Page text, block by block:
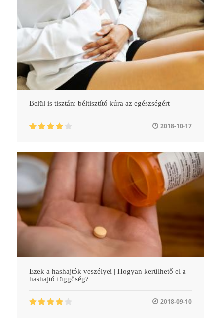
Belül is tisztán: béltisztító kúra az egészségért
2018-10-17
Ezek a hashajtók veszélyei | Hogyan kerülhető el a
hashajtó függőség?
2018-09-10